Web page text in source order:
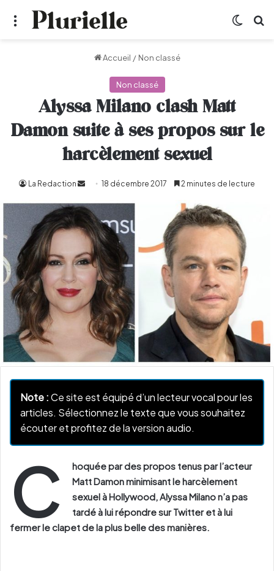
Menu
Accueil / Non classé
Non classé
Alyssa Milano clash Matt
Damon suite à ses propos sur le
harcèlement sexuel
La Redaction
Envoyer
courriel
18 décembre 2017 2 minutes de lecture
Note :Ce site est équipé d’un lecteur vocal pour les
articles. Sélectionnez le texte que vous souhaitez
écouter et profitez de la version audio.
C
hoquée par des propos tenus par l’acteur
Matt Damon minimisant le harcèlement
sexuel à Hollywood, Alyssa Milano n’a pas
tardé à lui répondre sur Twitter et à lui
fermer le clapet de la plus belle des manières.